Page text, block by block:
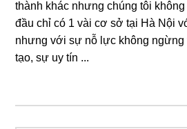
thành khác nhưng chúng tôi
đầu chỉ có 1 vài cơ sở tại Hà Nội
nhưng với sự nỗ lực không
tạo, sự uy tín ...